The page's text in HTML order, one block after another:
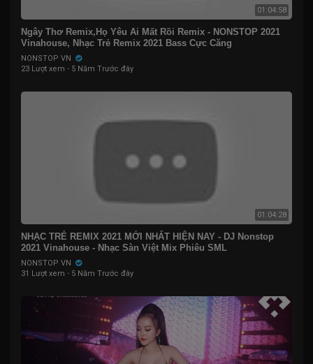
01:04:58
Ngây Thơ Remix,Họ Yêu Ai Mất Rồi Remix - NONSTOP 2021
Vinahouse, Nhạc Trẻ Remix 2021 Bass Cực Căng
NONSTOP VN
23 Lượt xem · 5 Năm Trước đây
01:04:28
NHẠC TRẺ REMIX 2021 MỚI NHẤT HIỆN NAY - DJ Nonstop
2021 Vinahouse - Nhạc Sàn Việt Mix Phiêu SML
NONSTOP VN
31 Lượt xem · 5 Năm Trước đây